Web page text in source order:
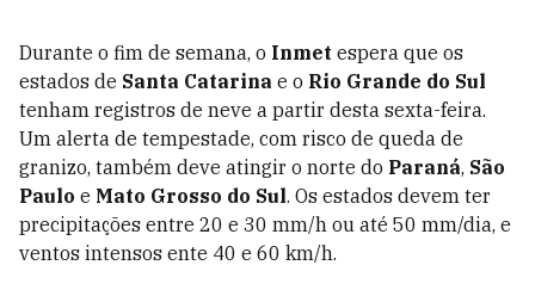
Durante o fim de semana, o Inmet espera que os
estados de Santa Catarina e o Rio Grande do Sul
tenham registros de neve a partir desta sexta-feira.
Um alerta de tempestade, com risco de queda de
granizo, também deve atingir o norte do Paraná, São
Paulo e Mato Grosso do Sul. Os estados devem ter
precipitações entre 20 e 30 mm/h ou até 50 mm/dia, e
ventos intensos ente 40 e 60 km/h.